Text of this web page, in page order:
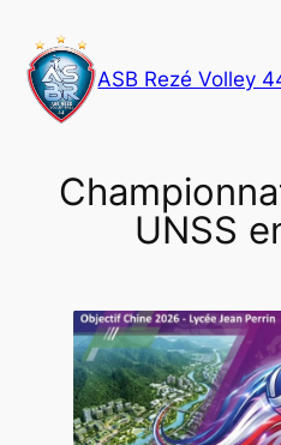
au
contenu ASB Rezé Volley
UNSS